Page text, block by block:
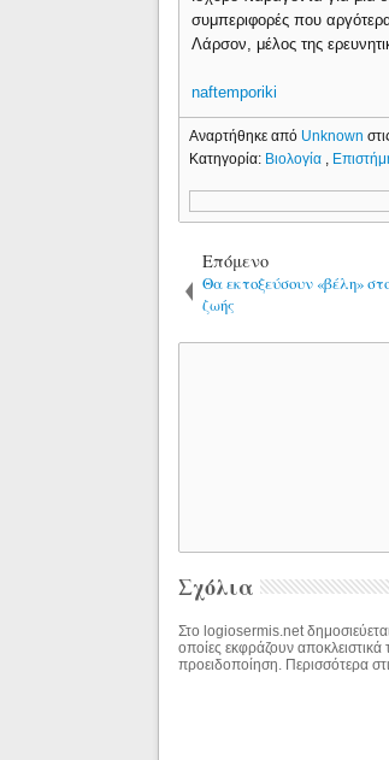
συμπεριφορές που
Λάρσον, μέλος της
naftemporiki
Αναρτήθηκε από Unknown
Κατηγορία: Βιολογία
Επόμενο
Θα εκτοξεύσουν «βέλη»
ζωής
Σχόλια
Στο logiosermis.net
οποίες εκφράζουν
προειδοποίηση. Περισσότερα